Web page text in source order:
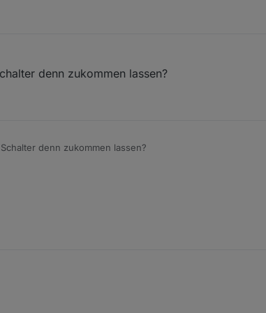
denn zukommen lassen?
denn zukommen lassen?